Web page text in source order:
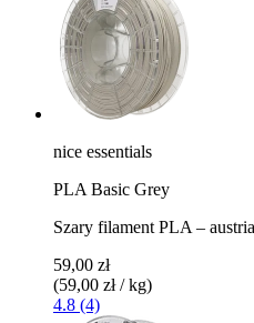
nice essentials
PLA Basic Grey
Szary filament PLA –
59,00 zł
(59,00 zł / kg)
4.8 (4)